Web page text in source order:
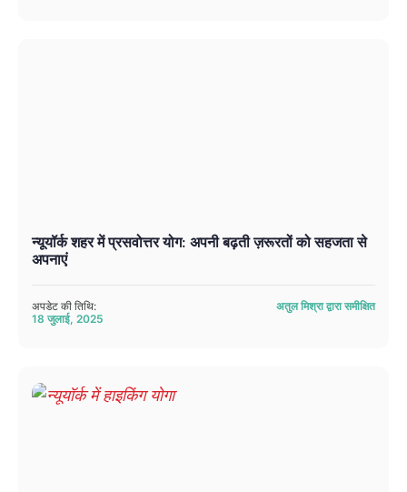
न्यूयॉर्क शहर में प्रसवोत्तर योग: अपनी बढ़ती ज़रूरतों को सहजता से
अपनाएं
अपडेट की तिथि:
18 जुलाई, 2025
अतुल मिश्रा द्वारा समीक्षित